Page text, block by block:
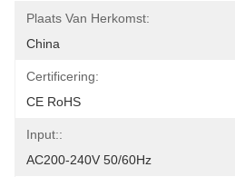
Plaats Van Herkomst:
China
Certificering:
CE RoHS
Input::
AC200-240V 50/60Hz